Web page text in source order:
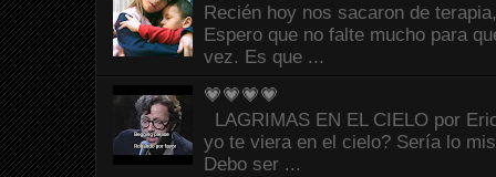
Recién hoy nos sacaron de
Espero que no falte mucho para
vez. Es que ...
💗💗💗💗
LAGRIMAS EN EL CIELO por
yo te viera en el cielo? Sería lo
Debo ser ...